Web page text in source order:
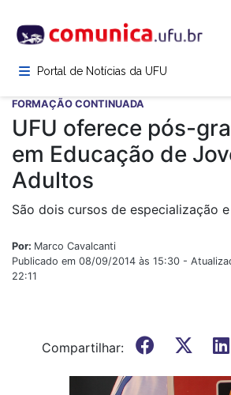
para
conteúdoPortal de Notícias da UFU
FORMAÇÃO CONTINUADA
UFU oferece pós-
em Educação de
Adultos
São dois cursos de especialização
Por: Marco Cavalcanti
Publicado em 08/09/2014 às 15:30 -
22:11
Compartilhar: